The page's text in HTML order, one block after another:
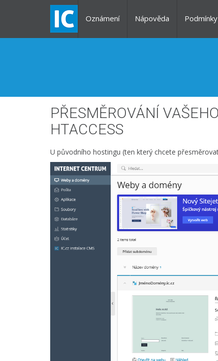
Oznámení Nápověda Podmínky
PŘESMĚROVÁNÍ
HTACCESS
U původního hostingu (ten který chcete